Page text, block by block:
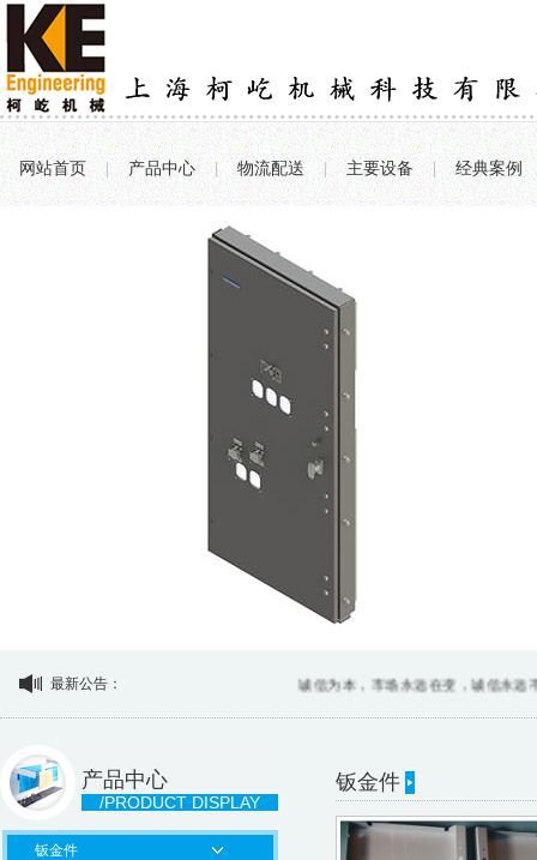
网站首页 | 产品中心 | 物流配送 | 主要设备 | 经典案例
最新公告： 诚信为本，市场永远在变，诚信永远不变
产品中心
/PRODUCT DISPLAY
钣金件
钣金件